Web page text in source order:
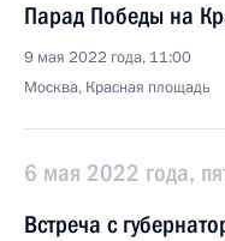
Парад Победы на
9 мая 2022 года, 11:00
Москва, Красная площадь
6 мая 2022 года,
Встреча с